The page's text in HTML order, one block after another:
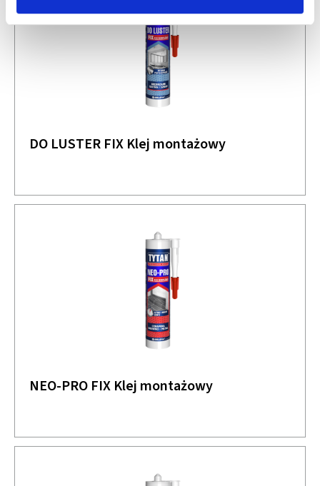
DO LUSTER FIX Klej montażowy
NEO-PRO FIX Klej montażowy